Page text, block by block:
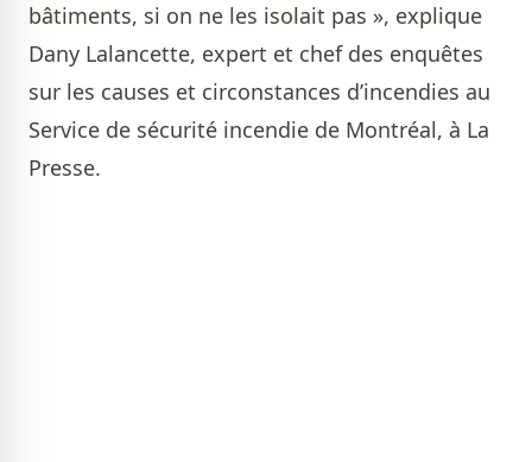
bâtiments, si on ne les isolait pas », explique
Dany Lalancette, expert et chef des enquêtes
sur les causes et circonstances d’incendies au
Service de sécurité incendie de Montréal, à La
Presse.